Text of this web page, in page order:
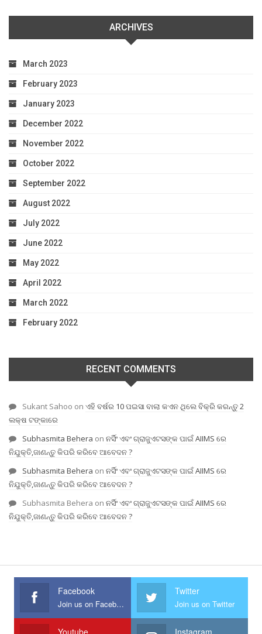
ARCHIVES
March 2023
February 2023
January 2023
December 2022
November 2022
October 2022
September 2022
August 2022
July 2022
June 2022
May 2022
April 2022
March 2022
February 2022
RECENT COMMENTS
Sukant Sahoo on ଏହି ବର୍ଷର 10 ପଇସା ବାଲା କଏନ ଥିଲେ ବିକ୍ରି କରନ୍ତୁ 2
ଲକ୍ଷ ଟଙ୍କାରେ
Subhasmita Behera on ନର୍ସିଂ ଏବଂ ଗ୍ରାଜୁଏଟସଙ୍କ ପାଇଁ AIIMS ରେ
ନିଯୁକ୍ତି,ଜାଣନ୍ତୁ କିପରି କରିବେ ଆବେଦନ ?
Subhasmita Behera on ନର୍ସିଂ ଏବଂ ଗ୍ରାଜୁଏଟସଙ୍କ ପାଇଁ AIIMS ରେ
ନିଯୁକ୍ତି,ଜାଣନ୍ତୁ କିପରି କରିବେ ଆବେଦନ ?
Subhasmita Behera on ନର୍ସିଂ ଏବଂ ଗ୍ରାଜୁଏଟସଙ୍କ ପାଇଁ AIIMS ରେ
ନିଯୁକ୍ତି,ଜାଣନ୍ତୁ କିପରି କରିବେ ଆବେଦନ ?
Facebook
Join us on Facebook
Twitter
Join us on Twitter